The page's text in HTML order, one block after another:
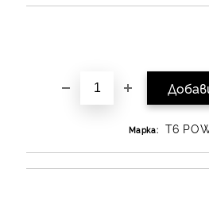
Марка: T6